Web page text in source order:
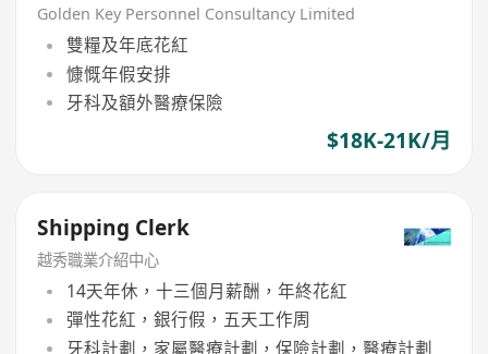
Golden Key Personnel Consultancy Limited
雙糧及年底花紅
慷慨年假安排
牙科及額外醫療保險
$18K-21K/月
Shipping Clerk
越秀職業介紹中心
14天年休，十三個月薪酬，年終花紅
彈性花紅，銀行假，五天工作周
牙科計劃，家屬醫療計劃，保險計劃，醫療計劃